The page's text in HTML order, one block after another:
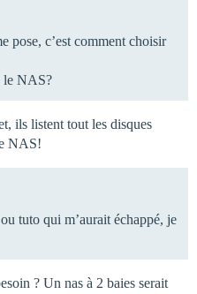
pose, c’est comment choisir
le NAS?
ils listent tout les disques
NAS!
tuto qui m’aurait échappé, je
? Un nas à 2 baies serait